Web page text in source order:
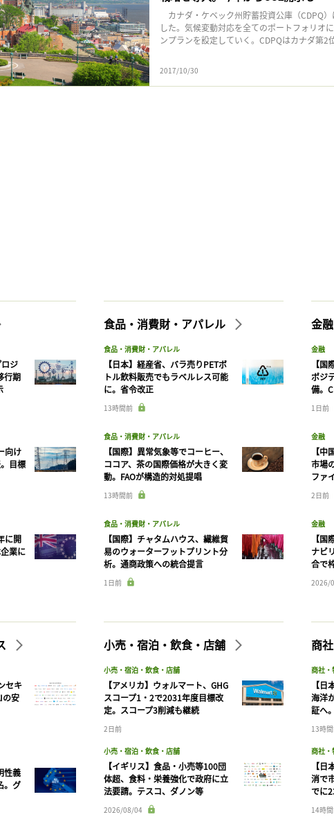
カナダ・ケベック州貯蓄投資公庫（CDPQ
した。気候変動対応を全てのポートフォリオ
ンプランを設定していく。CDPQはカナダ第
2017/10/30
ロジ
行期
向け
目標
に開
業に
食品・消費財・アパレル
食品・消費財・アパレル
【日本】経産省、バラ売りPETボ
トル飲料販売でもラベルレス可能
に。省令改正
13時間前
食品・消費財・アパレル
【国際】異常気象等でコーヒー、
ココア、茶の国際価格が大きく変
動。FAOが構造的対処提唱
13時間前
食品・消費財・アパレル
【国際】チャタムハウス、繊維貿
易のウォーターフットプリント分
析。通商政策への統合提言
1日前
金融
金融
【
ポジ
備。
1日前
金融
【
市場
ファ
2日前
金融
【
ナビ
合で
2026/
セキ
の安
性義
。グ
小売・宿泊・飲食・店舗
小売・宿泊・飲食・店舗
【アメリカ】ウォルマート、GHG
スコープ1・2で2031年度目標改
定。スコープ3削減も継続
2日前
小売・宿泊・飲食・店舗
【イギリス】食品・小売等100団
体超、食料・栄養強化で政府に立
法要請。テスコ、ダノン等
2026/08/04
商
商社・
【日
海洋
証へ
13時
商社・
【
消で
でに
14時
記事をお気に入りに保存するには
ログインが必要です